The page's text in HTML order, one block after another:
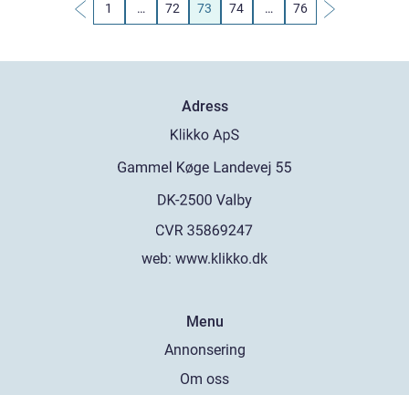
1 … 72 73 74 … 76
Adress
web: www.klikko.dk
Menu
Annonsering
Om oss